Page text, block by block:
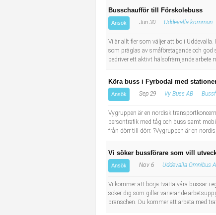
Busschaufför till Förskolebuss
Ansök Jun 30 Uddevalla kommun
Vi är allt fler som väljer att bo i
som präglas av småföretagande och
bedriver ett aktivt hälsofrämjande arbete
Köra buss i Fyrbodal med
Ansök Sep 29 Vy Buss AB
Vygruppen är en nordisk
persontrafik med tåg och buss samt
från dörr till dörr. ?Vygruppen är en
Vi söker bussförare som vill
Ansök Nov 6 Uddevalla Omnibus
Vi kommer att börja tvätta våra bussar i
söker dig som gillar varierande
branschen. Du kommer att arbeta med